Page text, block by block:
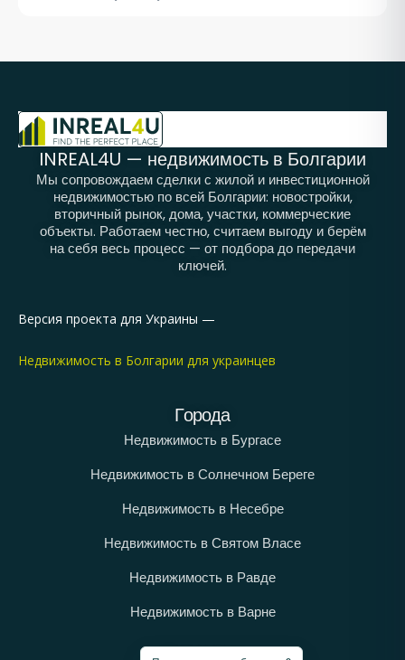
INREAL4U — недвижимость в Болгарии
Мы сопровождаем сделки с жилой и инвестиционной
недвижимостью по всей Болгарии: новостройки,
вторичный рынок, дома, участки, коммерческие
объекты. Работаем честно, считаем выгоду и берём
на себя весь процесс — от подбора до передачи
ключей.
Версия проекта для Украины —
Недвижимость в Болгарии для украинцев
Города
Недвижимость в Бургасе
Недвижимость в Солнечном Береге
Недвижимость в Несебре
Недвижимость в Святом Власе
Недвижимость в Равде
Недвижимость в Варне